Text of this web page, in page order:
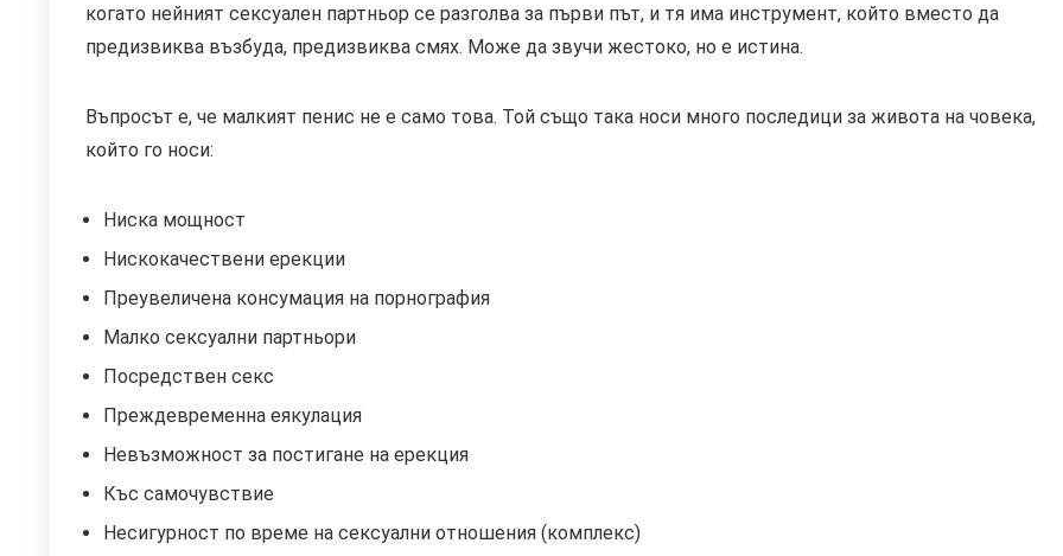
когато нейният сексуален партньор се разголва за първи път, и тя има инструмент, който вместо да
предизвиква възбуда, предизвиква смях. Може да звучи жестоко, но е истина.
Въпросът е, че малкият пенис не е само това. Той също така носи много последици за живота на човека,
който го носи:
Ниска мощност
Нискокачествени ерекции
Преувеличена консумация на порнография
Малко сексуални партньори
Посредствен секс
Преждевременна еякулация
Невъзможност за постигане на ерекция
Къс самочувствие
Несигурност по време на сексуални отношения (комплекс)